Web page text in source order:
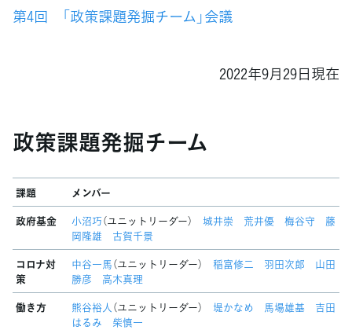
第4回 「政策課題発掘チーム」会議
2022年9月29日現在
政策課題発掘チーム
課題
メンバー
政府基金
小沼巧（ユニットリーダー） 城井崇 荒井優 梅谷守
藤
岡隆雄
古賀千景
コロナ対
策
中谷一馬（ユニットリーダー） 稲富修二 羽田次郎
山田
勝彦
高木真理
働き方
熊谷裕人 （ユニットリーダー） 堤かなめ 馬場雄基
吉田
はるみ
柴慎一